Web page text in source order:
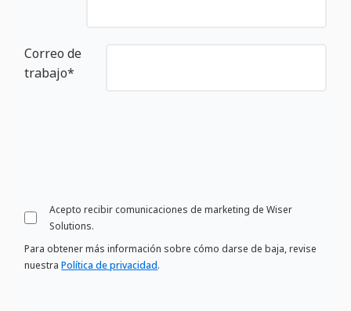
Correo de
trabajo*
Acepto recibir comunicaciones de marketing de Wiser
Solutions.
Para obtener más información sobre cómo darse de baja, revise
nuestraPolítica de privacidad.